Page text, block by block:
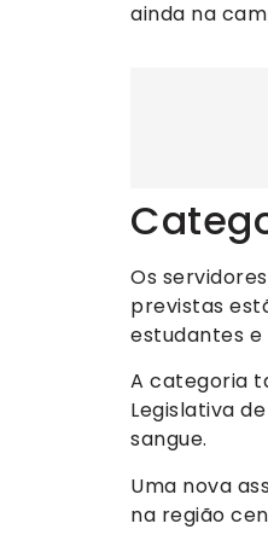
ainda na
Os
previstas
estudantes
A categoria
Legislativa
sangue.
Uma nova
na região